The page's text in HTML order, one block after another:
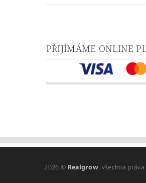
PŘIJÍMÁME ONLINE
2026 © Realgrow, všechna práva